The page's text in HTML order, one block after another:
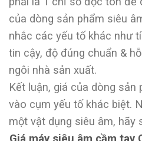
của dòng sản phẩm siêu
nhắc các yếu tố khác như
tin cậy, độ đúng chuẩn &
ngôi nhà sản xuất.
Kết luận, giá của dòng sản
vào cụm yếu tố khác biệt.
một vật dụng siêu âm, hãy
Giá máy siêu âm cầm tay